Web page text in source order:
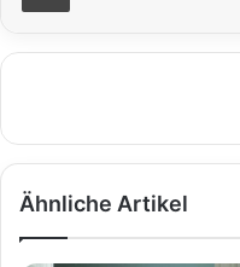
Ähnliche Artikel